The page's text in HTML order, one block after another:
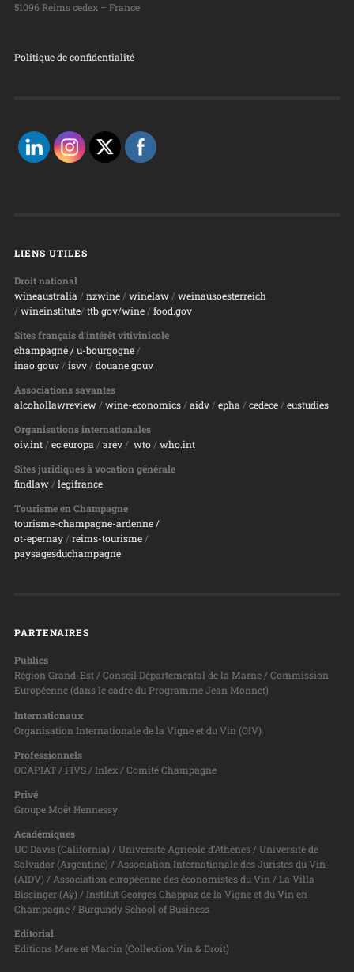
51096 Reims cedex – France
Politique de confidentialité
LIENS UTILES
Droit national
wineaustralia / nzwine/ winelaw/ weinausoesterreich
/ wineinstitute/ ttb.gov/wine/ food.gov
Sites français d’intérêt vitivinicole
champagne/ u-bourgogne/
inao.gouv/ isvv/ douane.gouv
Associations savantes
alcohollawreview/ wine-economics/ aidv/ epha / cedece/ eustudies
Organisations internationales
oiv.int/ ec.europa / arev/ wto/ who.int
Sites juridiques à vocation générale
findlaw/ legifrance
Tourisme en Champagne
tourisme-champagne-ardenne /
ot-epernay/ reims-tourisme/
paysagesduchampagne
PARTENAIRES
Publics
Région Grand-Est / Conseil Départemental de la Marne / Commission
Européenne (dans le cadre du Programme Jean Monnet)
Internationaux
Organisation Internationale de la Vigne et du Vin (OIV)
Professionnels
OCAPIAT / FIVS / Inlex / Comité Champagne
Privé
Groupe Moët Hennessy
Académiques
UC Davis (California) / Université Agricole d’Athènes / Université de
Salvador (Argentine) / Association Internationale des Juristes du Vin
(AIDV) / Association européenne des économistes du Vin / La Villa
Bissinger (Aÿ) / Institut Georges Chappaz de la Vigne et du Vin en
Champagne / Burgundy School of Business
Editorial
Editions Mare et Martin (Collection Vin & Droit)